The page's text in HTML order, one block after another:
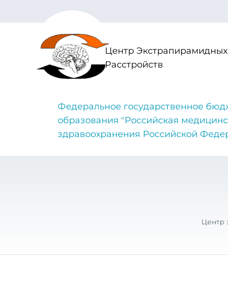
Центр
Расстройств
Федеральное государственное
образования "Российская
здравоохранения Российской
Центр